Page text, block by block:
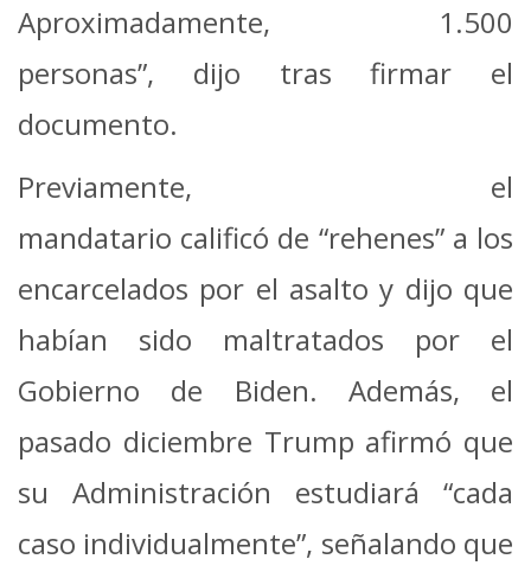
Aproximadamente, 1.500
personas”, dijo tras firmar el
documento.
Previamente, el
mandatario calificó de “rehenes” a los
encarcelados por el asalto y dijo que
habían sido maltratados por el
Gobierno de Biden. Además, el
pasado diciembre Trump afirmó que
su Administración estudiará “cada
caso individualmente”, señalando que